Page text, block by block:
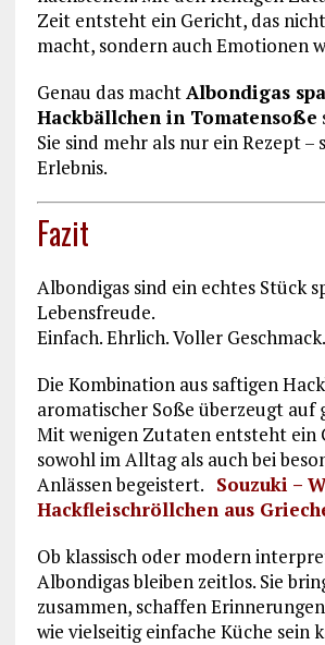
Zeit entsteht ein Gericht, das
macht, sondern auch Emotionen
Genau das machtAlbondigas
Hackbällchen in Tomatensoße
Sie sind mehr als nur ein Rezept –
Erlebnis.
Fazit
Albondigas sind ein echtes Stück
Lebensfreude.
Einfach. Ehrlich. Voller Geschmack.
Die Kombination aus saftigen
aromatischer Soße überzeugt auf
Mit wenigen Zutaten entsteht ein
sowohl im Alltag als auch bei
Anlässen begeistert. Souzuki –
Hackfleischröllchen aus
Ob klassisch oder modern
Albondigas bleiben zeitlos. Sie
zusammen, schaffen
wie vielseitig einfache Küche sein